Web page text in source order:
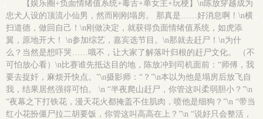
【娱乐圈+负面情绪值系统+毒舌+单女主+玩梗】\n陈放穿越成为
忠犬人设的顶流小仙男，然而刚刚塌房。 那真是……好消息啊！\n横
扫道德，做回自己！\n刚做决定，就获得负面情绪值系统，如虎添
翼，原地开大！ \n参加综艺，嘉宾选节目。\n那就去赶尸！\n为什
么？当然是想吓哭……哦不，让大家了解落叶归根的赶尸文化。 （不
可怕放心看）\n比赛谁先抵达目的地，陈放冲到司机面前：“师傅，我
要去捉奸，麻烦开快点。”\n摄影师：“？”\n本以为他是塌房后放飞自
我，结果居然强得可怕。 \n “半夜爬山赶尸，你管这叫柔弱胆小？”\n
“夜幕之下打铁花，漫天花火都掩盖不住肌肉，喷他是细狗？”\n “带当
红小花扮僵尸拉二胡要饭，你管这叫高高在上？”\n “说好只会整活，